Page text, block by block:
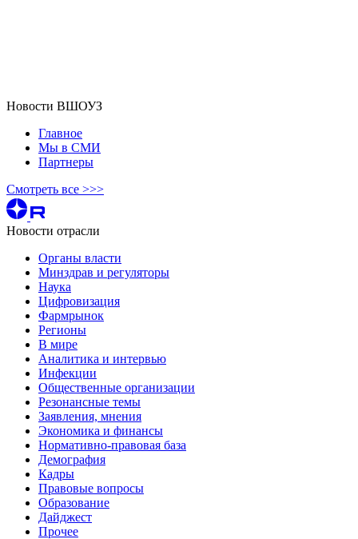
Новости ВШОУЗ
Главное
Мы в СМИ
Партнеры
Смотреть все >>>
Новости отрасли
Органы власти
Минздрав и регуляторы
Наука
Цифровизация
Фармрынок
Регионы
В мире
Аналитика и интервью
Инфекции
Общественные организации
Резонансные темы
Заявления, мнения
Экономика и финансы
Нормативно-правовая база
Демография
Кадры
Правовые вопросы
Образование
Дайджест
Прочее